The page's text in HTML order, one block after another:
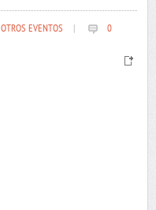
OTROS EVENTOS 0